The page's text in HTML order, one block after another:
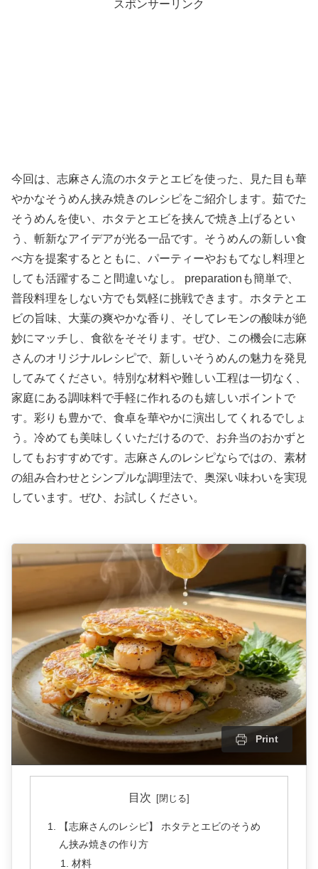
スポンサーリンク
今回は、志麻さん流のホタテとエビを使った、見た目も華
やかなそうめん挟み焼きのレシピをご紹介します。茹でた
そうめんを使い、ホタテとエビを挟んで焼き上げるとい
う、斬新なアイデアが光る一品です。そうめんの新しい食
べ方を提案するとともに、パーティーやおもてなし料理と
しても活躍すること間違いなし。 preparationも簡単で、
普段料理をしない方でも気軽に挑戦できます。ホタテとエ
ビの旨味、大葉の爽やかな香り、そしてレモンの酸味が絶
妙にマッチし、食欲をそそります。ぜひ、この機会に志麻
さんのオリジナルレシピで、新しいそうめんの魅力を発見
してみてください。特別な材料や難しい工程は一切なく、
家庭にある調味料で手軽に作れるのも嬉しいポイントで
す。彩りも豊かで、食卓を華やかに演出してくれるでしょ
う。冷めても美味しくいただけるので、お弁当のおかずと
してもおすすめです。志麻さんのレシピならではの、素材
の組み合わせとシンプルな調理法で、奥深い味わいを実現
しています。ぜひ、お試しください。
Print
目次
【志麻さんのレシピ】 ホタテとエビのそうめ
ん挟み焼きの作り方
材料